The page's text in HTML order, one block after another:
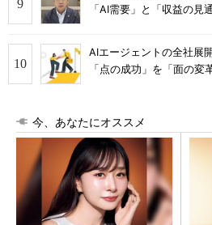
「AI需要」と「収益の見
AIエージェントの全社展
「点の成功」を「面の変
今、あなたにオススメ